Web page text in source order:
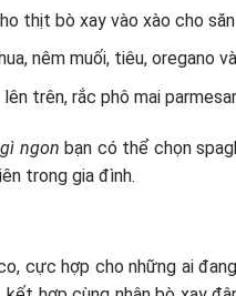
thịt bò xay vào xào cho săn
nêm muối, tiêu, oregano
trên, rắc phô mai
ngon bạn có thể chọn
trong gia đình.
cực hợp cho những ai